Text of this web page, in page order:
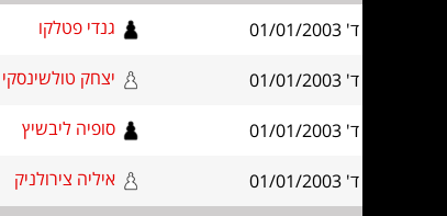
ד' 01/01/2003
גנדי פטלקו
ד' 01/01/2003 יצחק טולשינסקי
ד' 01/01/2003 סופיה ליבשיץ
ד' 01/01/2003 איליה צירולניק